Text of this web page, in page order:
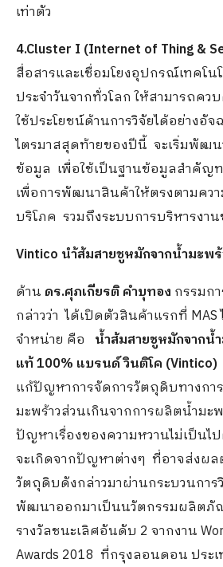
เท่าตัว
4.Cluster I (Internet of Thing &
สื่อสารและเชื่อมโยงอุปกรณ์เทคโน
ประจำวันจากทั่วโลก ให้สามารถค
ใช้ประโยชน์ด้านการวิจัยได้อย่างอัจ
ไตรมาสสุดท้ายของปีนี้ จะเริ่มพัฒน
ข้อมูล เพื่อใช้เป็นฐานข้อมูลสำคัญ
เพื่อการพัฒนาสินค้าให้ตรงตามคว
บริโภค รวมถึงระบบการบริหารงาน
Vintico นำ้ส้มสายชูหมักจากน้ำมะพร้
ด้าน ดร.ศุภเกียรติ คำบุทอง กรรมก
กล่าวว่า ได้เปิดตัวสินค้าแรกที่
จำหน่าย คือ น้ำส้มสายชูหมักจากน้
แท้ 100% แบรนด์ วินติโค (Vintico)
แก้ปัญหาการจัดการวัตถุดิบทางกา
มะพร้าวส่วนเกินจากการผลิตน้ำมะ
ปัญหาเรื่องของความหวานไม่เป็น
จะเกิดจากปัญหาต่างๆ ที่อาจส่งผล
วัตถุดิบดังกล่าวมาผ่านกระบวนกา
พัฒนาออกมาเป็นนวัตกรรมผลิตภั
รางวัลชนะเลิศอันดับ 2 จากงาน
Awards 2018 ที่กรุงลอนดอน ประ